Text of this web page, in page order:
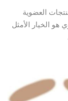
العضوية
هو الخيار الأمثل